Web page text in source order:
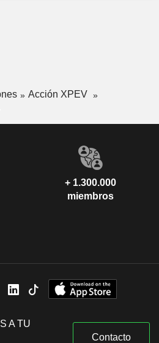
Acción XPEV
+ 1.300.000
miembros
A TU
Contacto